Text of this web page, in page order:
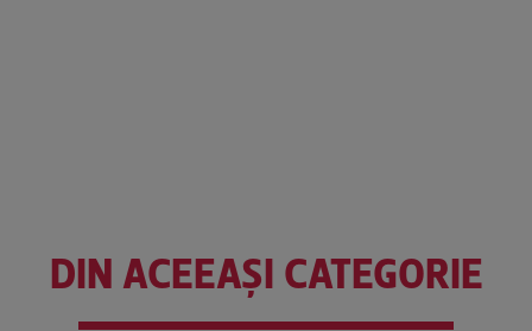
DIN ACEEAȘI CATEGORIE